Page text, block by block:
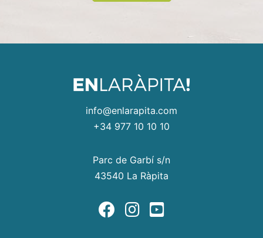
info@enlarapita.com
+34 977 10 10 10
Parc de Garbí s/n
43540 La Ràpita